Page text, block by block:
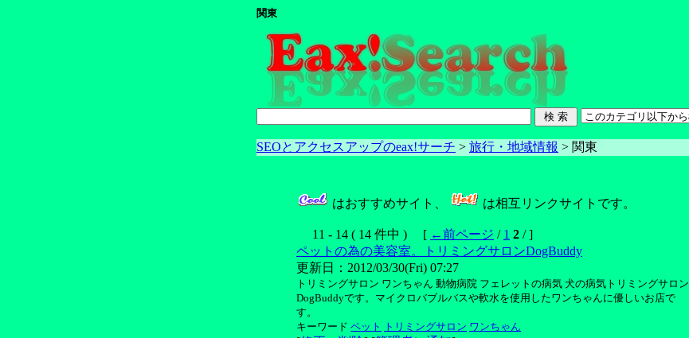
関東
SEOとアクセスアップのeax!サーチ > 旅行・地域情報 > 関東
はおすすめサイト、 は相互リンクサイトです。
11 - 14 ( 14 件中 ) [ ←前ページ / 1 2 / ]
ペットの為の美容室。トリミングサロンDogBuddy
更新日：2012/03/30(Fri) 07:27
トリミングサロン ワンちゃん 動物病院 フェレットの病気 犬の病気トリミングサロン
DogBuddyです。マイクロバブルバスや軟水を使用したワンちゃんに優しいお店で
す。
キーワード ペット トリミングサロン ワンちゃん